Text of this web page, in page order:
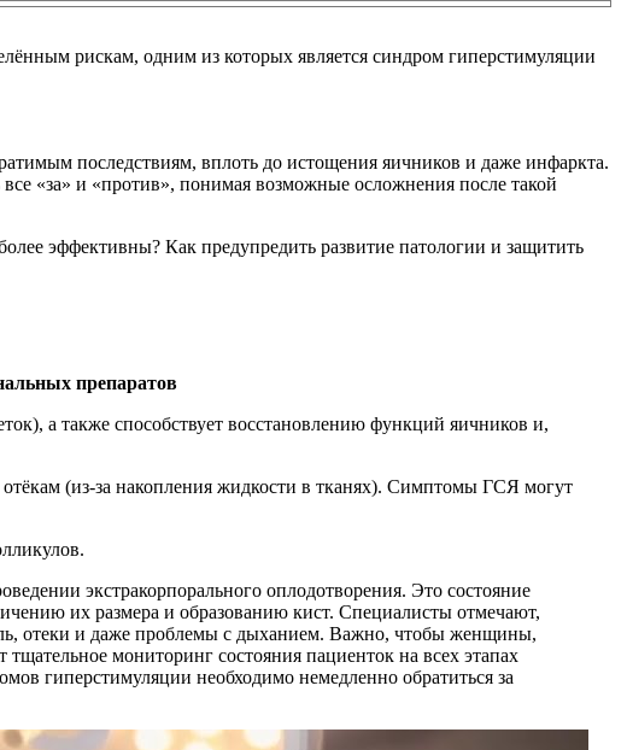
рискам, одним из которых является синдром гиперстимуляции
последствиям, вплоть до истощения яичников и даже инфаркта.
«за» и «против», понимая возможные осложнения после такой
эффективны? Как предупредить развитие патологии и защитить
препаратов
а также способствует восстановлению функций яичников и,
(из-за накопления жидкости в тканях). Симптомы ГСЯ могут
экстракорпорального оплодотворения. Это состояние
их размера и образованию кист. Специалисты отмечают,
отеки и даже проблемы с дыханием. Важно, чтобы женщины,
мониторинг состояния пациенток на всех этапах
гиперстимуляции необходимо немедленно обратиться за